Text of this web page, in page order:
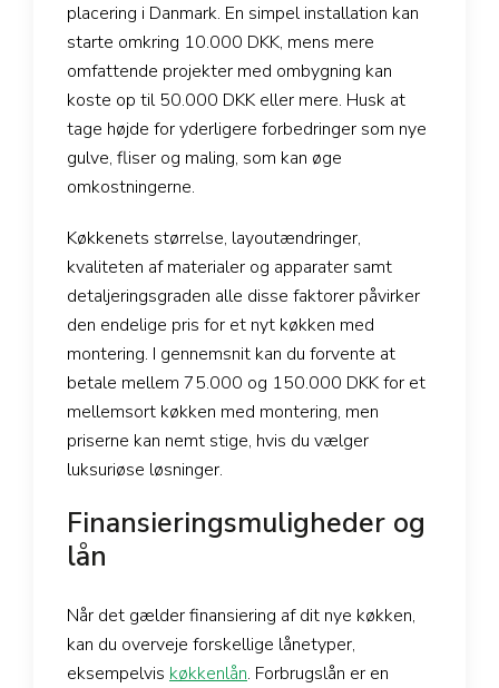
placering i Danmark. En simpel installation kan
starte omkring 10.000 DKK, mens mere
omfattende projekter med ombygning kan
koste op til 50.000 DKK eller mere. Husk at
tage højde for yderligere forbedringer som nye
gulve, fliser og maling, som kan øge
omkostningerne.
Køkkenets størrelse, layoutændringer,
kvaliteten af materialer og apparater samt
detaljeringsgraden alle disse faktorer påvirker
den endelige pris for et nyt køkken med
montering. I gennemsnit kan du forvente at
betale mellem 75.000 og 150.000 DKK for et
mellemsort køkken med montering, men
priserne kan nemt stige, hvis du vælger
luksuriøse løsninger.
Finansieringsmuligheder og
lån
Når det gælder finansiering af dit nye køkken,
kan du overveje forskellige lånetyper,
eksempelvis køkkenlån. Forbrugslån er en